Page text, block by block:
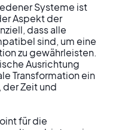
Systeme ist
Aspekt der
dass alle
sind, um eine
zu gewährleisten.
Ausrichtung
Transformation ein
Zeit und
für die